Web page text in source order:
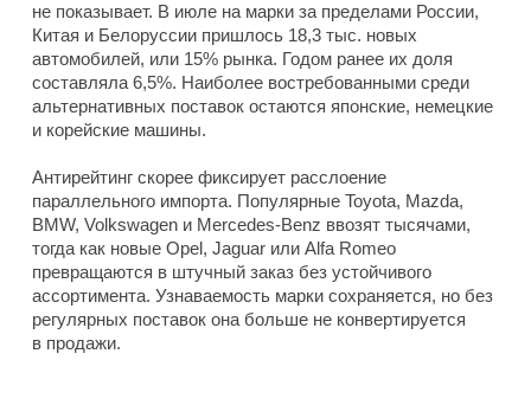
не показывает. В июле на марки за пределами России,
Китая и Белоруссии пришлось 18,3 тыс. новых
автомобилей, или 15% рынка. Годом ранее их доля
составляла 6,5%. Наиболее востребованными среди
альтернативных поставок остаются японские, немецкие
и корейские машины.
Антирейтинг скорее фиксирует расслоение
параллельного импорта. Популярные Toyota, Mazda,
BMW, Volkswagen и Mercedes-Benz ввозят тысячами,
тогда как новые Opel, Jaguar или Alfa Romeo
превращаются в штучный заказ без устойчивого
ассортимента. Узнаваемость марки сохраняется, но без
регулярных поставок она больше не конвертируется
в продажи.